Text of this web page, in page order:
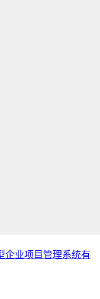
企业项目管理系统有